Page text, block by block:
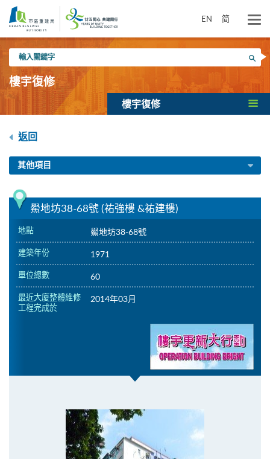
內
EN 简
入
關
鍵
搜尋
樓宇復修
樓宇復修
返回
其他項目
鱟地坊38-68號 (祐強樓 &祐建樓)
地點 鱟地坊38-68號
建築年份 1971
單位總數 60
最近大廈整體維修
工程完成於
2014年03月